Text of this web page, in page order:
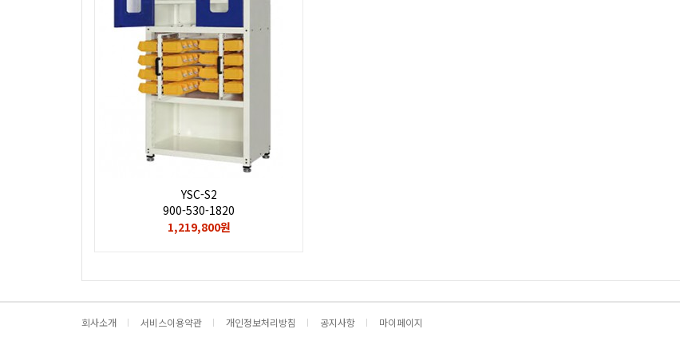
YSC-S2
900-530-1820
1,219,800원
회사소개 서비스이용약관 개인정보처리방침 공지사항 마이페이지